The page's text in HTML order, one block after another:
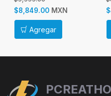
Fuente, Negro
$8,849.00 MXN
Agregar